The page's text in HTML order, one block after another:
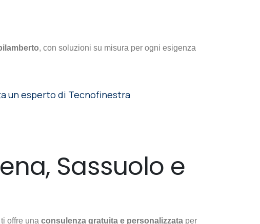
, con soluzioni su misura per ogni esigenza
un esperto di Tecnofinestra
Sassuolo e
offre una consulenza gratuita e personalizzata per